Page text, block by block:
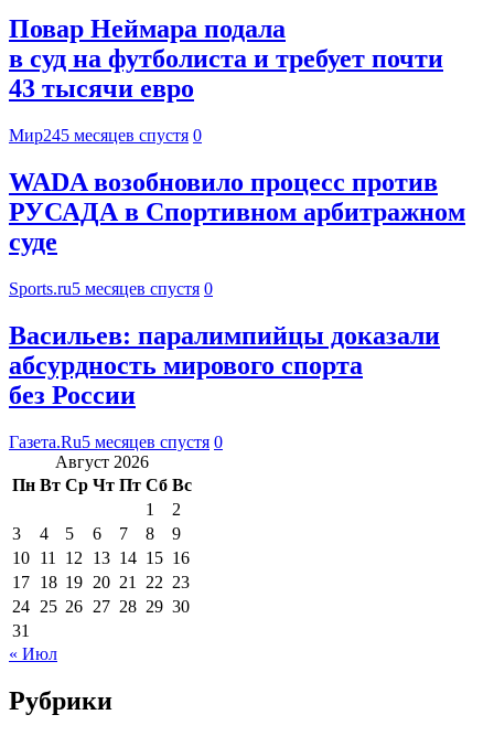
Повар Неймара подала
в суд на футболиста и требует почти
43 тысячи евро
Мир245 месяцев спустя 0
WADA возобновило процесс против
РУСАДА в Спортивном арбитражном
суде
Sports.ru5 месяцев спустя 0
Васильев: паралимпийцы доказали
абсурдность мирового спорта
без России
Газета.Ru5 месяцев спустя 0
Август 2026
Пн Вт Ср Чт Пт Сб Вс
1
2
3
4 5 6 7 8
9
10 11 12 13 14 15 16
17 18 19 20 21 22 23
24 25 26 27 28 29 30
31
« Июл
Рубрики